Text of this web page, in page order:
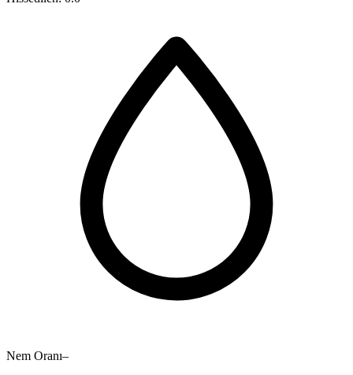
Nem Oranı–